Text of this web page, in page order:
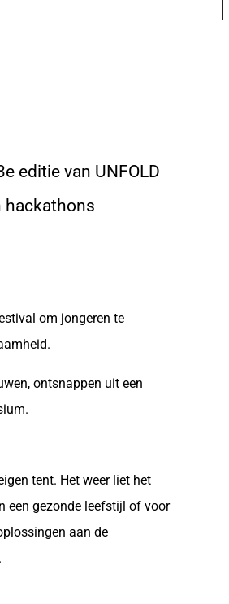
editie van UNFOLD
hackathons
om jongeren te
ontsnappen uit een
tent. Het weer liet het
een gezonde leefstijl of voor
aan de